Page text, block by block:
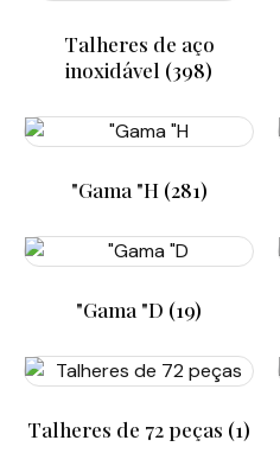
Talheres de aço
inoxidável (398)
"Gama "H (281)
"Gama "D (19)
Talheres de 72 peças (1)